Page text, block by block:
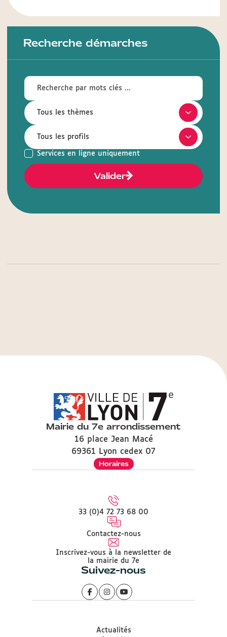
Recherche démarches
Services en ligne uniquement
Valider
Mairie du 7e arrondissement
16 place Jean Macé
69361 Lyon cedex 07
Horaires
33 (0)4 72 73 68 00
Contactez-nous
Inscrivez-vous à la newsletter de
la mairie du 7e
Suivez-nous
Actualités